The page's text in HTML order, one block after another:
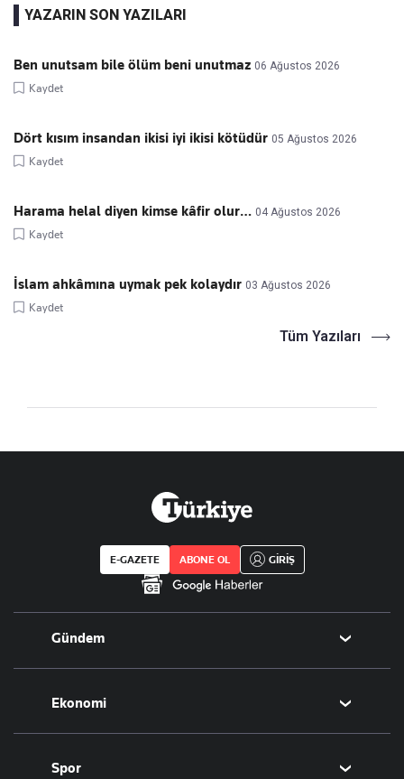
YAZARIN SON YAZILARI
Ben unutsam bile ölüm beni unutmaz 06 Ağustos 2026
Kaydet
Dört kısım insandan ikisi iyi ikisi kötüdür 05 Ağustos 2026
Kaydet
Harama helal diyen kimse kâfir olur… 04 Ağustos 2026
Kaydet
İslam ahkâmına uymak pek kolaydır 03 Ağustos 2026
Kaydet
Tüm Yazıları
E-GAZETE ABONE OL GİRİŞ
Gündem
Politika
Eğitim
Ekonomi
Borsa
Altın
Spor